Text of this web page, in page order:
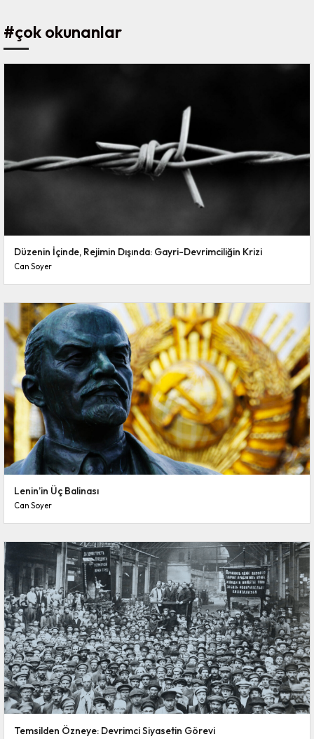
#çok okunanlar
Düzenin İçinde, Rejimin Dışında: Gayri-Devrimciliğin Krizi
Can Soyer
Lenin’in Üç Balinası
Can Soyer
Temsilden Özneye: Devrimci Siyasetin Görevi